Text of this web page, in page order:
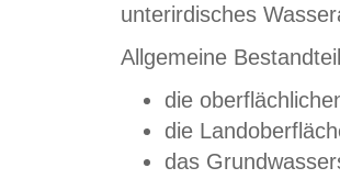
unterirdisches
Allgemeine
die
die
das